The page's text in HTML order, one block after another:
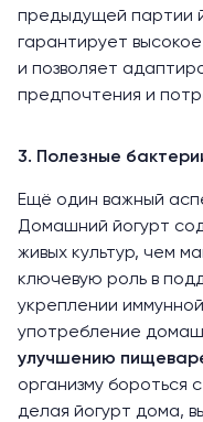
предыдущей партии
гарантирует
и позволяет
предпочтения и
3. Полезные
Ещё один важный
Домашний йогурт
живых культур, чем
ключевую роль в
укреплении
употребление
улучшению
организму бороться
делая йогурт дома,